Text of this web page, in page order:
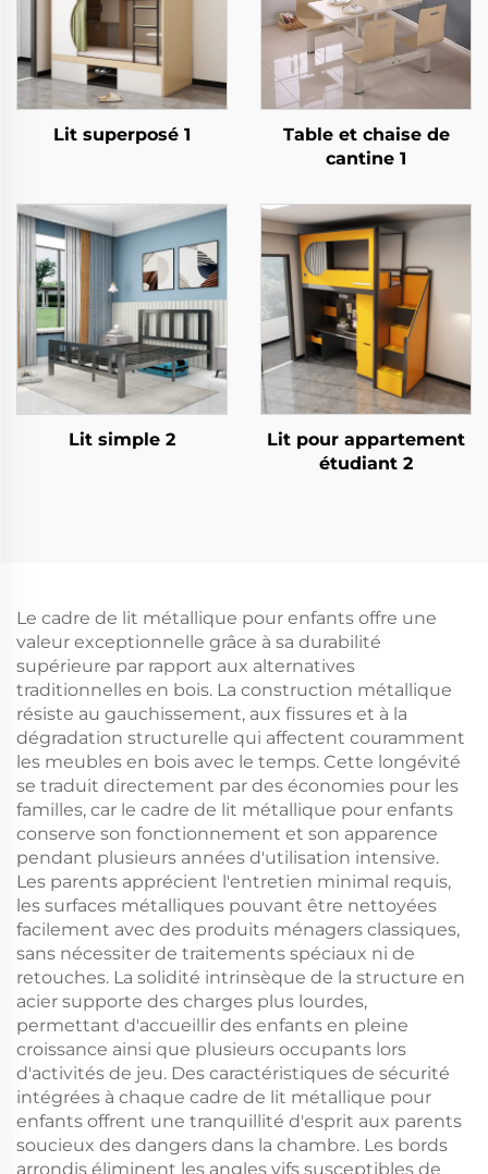
Lit superposé 1
Table et chaise de
cantine 1
Lit simple 2
Lit pour appartement
étudiant 2
Le cadre de lit métallique pour enfants offre une
valeur exceptionnelle grâce à sa durabilité
supérieure par rapport aux alternatives
traditionnelles en bois. La construction métallique
résiste au gauchissement, aux fissures et à la
dégradation structurelle qui affectent couramment
les meubles en bois avec le temps. Cette longévité
se traduit directement par des économies pour les
familles, car le cadre de lit métallique pour enfants
conserve son fonctionnement et son apparence
pendant plusieurs années d'utilisation intensive.
Les parents apprécient l'entretien minimal requis,
les surfaces métalliques pouvant être nettoyées
facilement avec des produits ménagers classiques,
sans nécessiter de traitements spéciaux ni de
retouches. La solidité intrinsèque de la structure en
acier supporte des charges plus lourdes,
permettant d'accueillir des enfants en pleine
croissance ainsi que plusieurs occupants lors
d'activités de jeu. Des caractéristiques de sécurité
intégrées à chaque cadre de lit métallique pour
enfants offrent une tranquillité d'esprit aux parents
soucieux des dangers dans la chambre. Les bords
arrondis éliminent les angles vifs susceptibles de